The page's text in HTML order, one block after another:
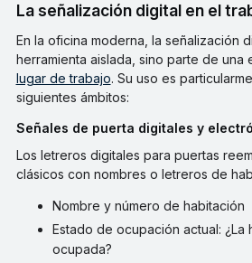
La señalización digital en el
En la oficina moderna, la señalización
herramienta aislada, sino parte de una
lugar de trabajo. Su uso es
siguientes ámbitos:
Señales de puerta digitales y
Los letreros digitales para puertas
clásicos con nombres o letreros de
Nombre y número de habitación
Estado de ocupación actual: ¿La
ocupada?